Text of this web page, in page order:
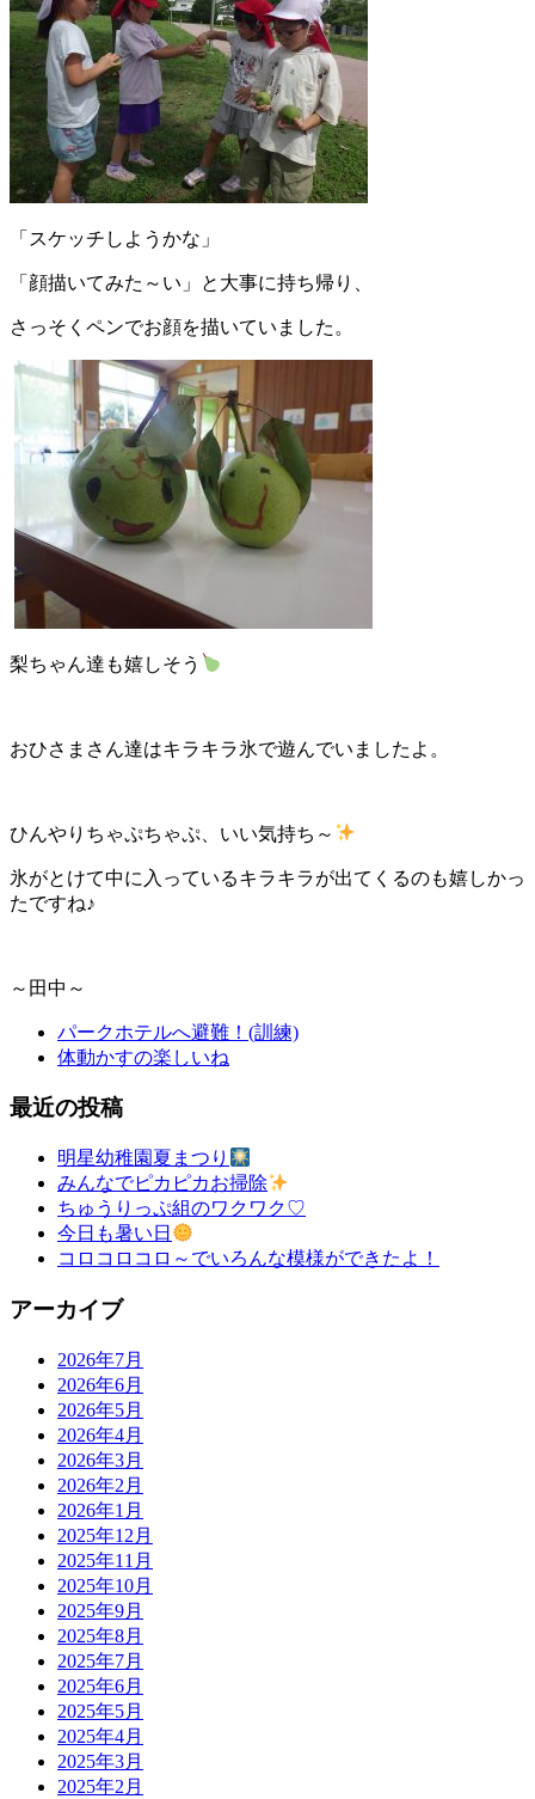
「スケッチしようかな」
「顔描いてみた～い」と大事に持ち帰り、
さっそくペンでお顔を描いていました。
梨ちゃん達も嬉しそう
おひさまさん達はキラキラ氷で遊んでいましたよ。
ひんやりちゃぷちゃぷ、いい気持ち～
氷がとけて中に入っているキラキラが出てくるのも嬉しかっ
たですね♪
～田中～
パークホテルへ避難！(訓練)
体動かすの楽しいね
最近の投稿
明星幼稚園夏まつり
みんなでピカピカお掃除
ちゅうりっぷ組のワクワク♡
今日も暑い日
コロコロコロ～でいろんな模様ができたよ！
アーカイブ
2026年7月
2026年6月
2026年5月
2026年4月
2026年3月
2026年2月
2026年1月
2025年12月
2025年11月
2025年10月
2025年9月
2025年8月
2025年7月
2025年6月
2025年5月
2025年4月
2025年3月
2025年2月